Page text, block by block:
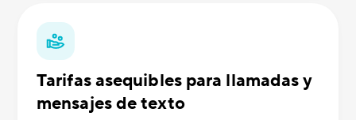
Tarifas asequibles para llamadas y
mensajes de texto